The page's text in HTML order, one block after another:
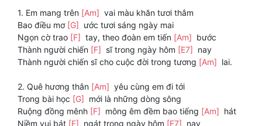
1. Em mang trên [Am] vai màu khăn tươi thắm
Bao điều mơ [G] ước tươi sáng ngày mai
Ngọn cờ trao [F] tay, theo đoàn em tiến [Am] bước
Thành người chiến [F] sĩ trong ngày hôm [E7] nay
Thành người chiến sĩ cho cuộc đời trong tương [Am] lai.
2. Quê hương thân [Am] yêu cùng em đi tới
Trong bài học [G] mới là những dòng sông
Ruộng đồng mênh [F] mông êm đềm bao tiếng [Am] hát
Niềm vui bát [F] ngát trong ngày hôm [E7] nay